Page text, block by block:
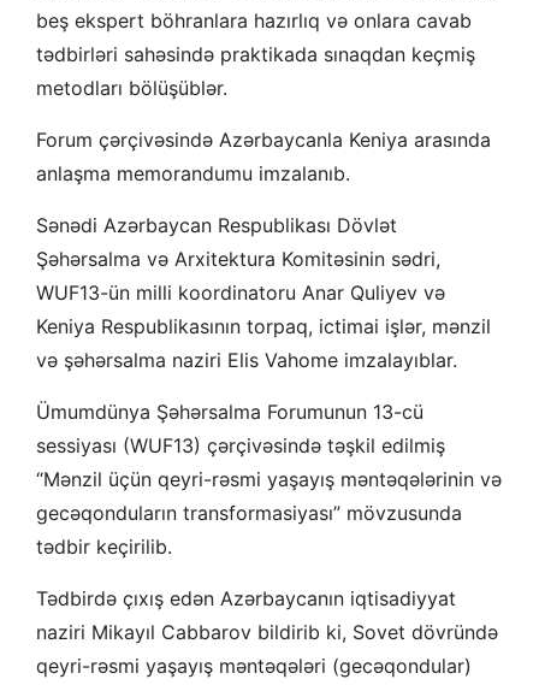
beş ekspert böhranlara hazırlıq və onlara cavab
tədbirləri sahəsində praktikada sınaqdan keçmiş
metodları bölüşüblər.
Forum çərçivəsində Azərbaycanla Keniya arasında
anlaşma memorandumu imzalanıb.
Sənədi Azərbaycan Respublikası Dövlət
Şəhərsalma və Arxitektura Komitəsinin sədri,
WUF13-ün milli koordinatoru Anar Quliyev və
Keniya Respublikasının torpaq, ictimai işlər, mənzil
və şəhərsalma naziri Elis Vahome imzalayıblar.
Ümumdünya Şəhərsalma Forumunun 13-cü
sessiyası (WUF13) çərçivəsində təşkil edilmiş
“Mənzil üçün qeyri-rəsmi yaşayış məntəqələrinin və
gecəqonduların transformasiyası” mövzusunda
tədbir keçirilib.
Tədbirdə çıxış edən Azərbaycanın iqtisadiyyat
naziri Mikayıl Cabbarov bildirib ki, Sovet dövründə
qeyri-rəsmi yaşayış məntəqələri (gecəqondular)